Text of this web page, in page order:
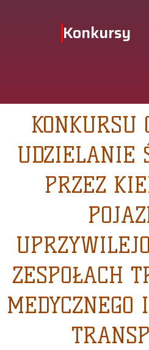
Konkursy
KONKURSU
UDZIELANIE
PRZEZ
ZESPOŁACH
MEDYCZNEGO